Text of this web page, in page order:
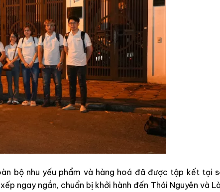
bộ nhu yếu phẩm và hàng hoá đã được tập kết tại
ngay ngắn, chuẩn bị khởi hành đến Thái Nguyên và